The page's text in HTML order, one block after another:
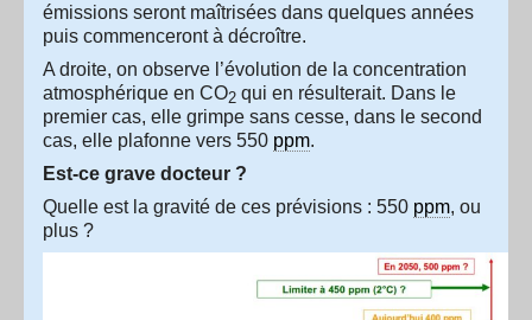
émissions seront maîtrisées dans quelques années
puis commenceront à décroître.
A droite, on observe l’évolution de la concentration
atmosphérique en CO2 qui en résulterait. Dans le
premier cas, elle grimpe sans cesse, dans le second
cas, elle plafonne vers 550 ppm.
Est-ce grave docteur ?
Quelle est la gravité de ces prévisions : 550 ppm, ou
plus ?